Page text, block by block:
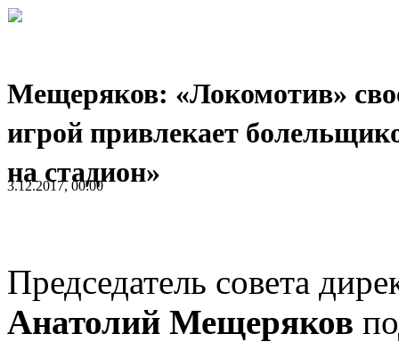
Мещеряков: «Локомотив»
игрой привлекает
на стадион»
3.12.2017, 00:00
Председатель совета
Анатолий Мещеряков